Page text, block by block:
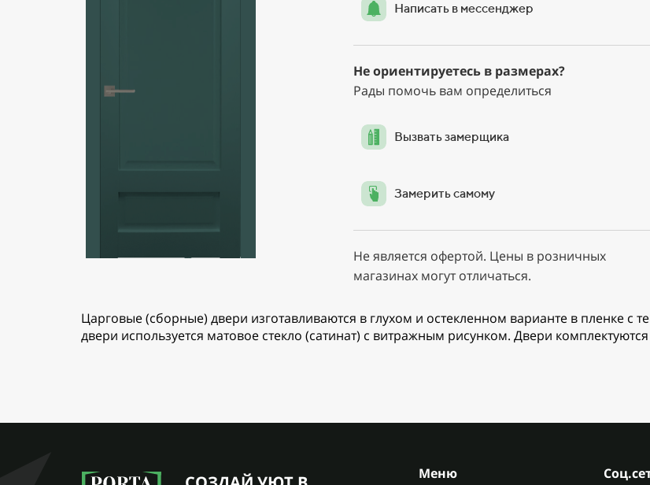
Написать в мессенджер
Не ориентируетесь в размерах?
Рады помочь вам определиться
Вызвать замерщика
Замерить самому
Не является офертой. Цены в розничных
магазинах могут отличаться.
Царговые (сборные) двери изготавливаются в глухом и остекленном варианте в пленке с
двери используется матовое стекло (сатинат) с витражным рисунком. Двери
Меню